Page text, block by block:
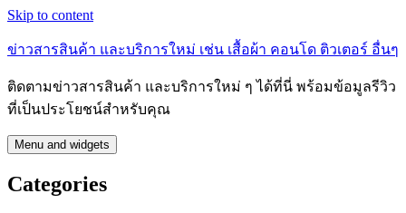
Skip to content
ข่าวสารสินค้า และบริการใหม่ เช่น เสื้อผ้า คอนโด ติวเตอร์ อื่นๆ
ติดตามข่าวสารสินค้า และบริการใหม่ ๆ ได้ที่นี่ พร้อมข้อมูลรีวิว
ที่เป็นประโยชน์สำหรับคุณ
Menu and widgets
Categories